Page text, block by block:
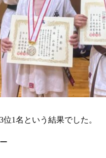
1名という結果でした。